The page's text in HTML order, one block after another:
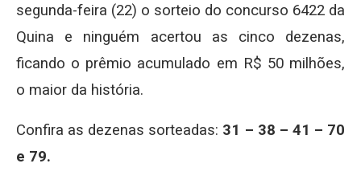
segunda-feira (22) o sorteio do concurso 6422 da
Quina e ninguém acertou as cinco dezenas,
ficando o prêmio acumulado em R$ 50 milhões,
o maior da história.
Confira as dezenas sorteadas: 31 – 38 – 41 – 70
e 79.